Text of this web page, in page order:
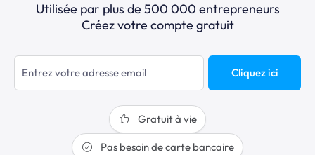
Utilisée par plus de 500 000 entrepreneurs
Créez votre compte gratuit
Cliquez ici
Gratuit à vie
Pas besoin de carte bancaire